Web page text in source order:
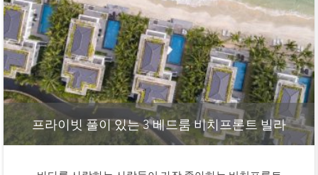
프라이빗 풀이 있는 3 베드룸 비치프론트 빌라